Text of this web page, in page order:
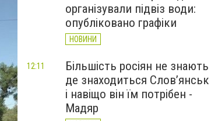
організували підвіз води:
опубліковано графіки
НОВИНИ
Більшість росіян не знають
де знаходиться Слов’янськ
і навіщо він їм потрібен -
Мадяр
12:11